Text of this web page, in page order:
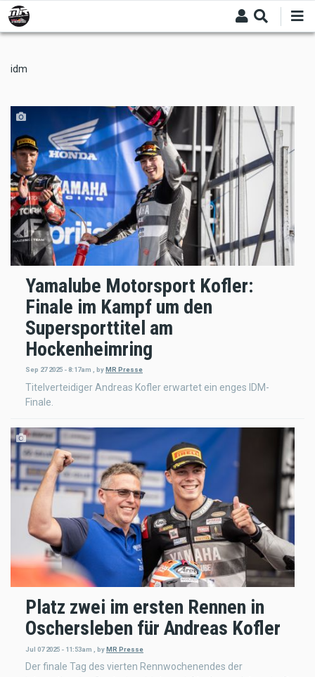
Skip
to
main
idm
Yamalube Motorsport Kofler:
Finale im Kampf um den
Supersporttitel am
Hockenheimring
Sep 27 2025 - 8:17am , by MR Presse
Titelverteidiger Andreas Kofler erwartet ein enges IDM-
Finale.
Platz zwei im ersten Rennen in
Oschersleben für Andreas Kofler
Jul 07 2025 - 11:53am byMR Presse
Der finale Tag des vierten Rennwochenendes der